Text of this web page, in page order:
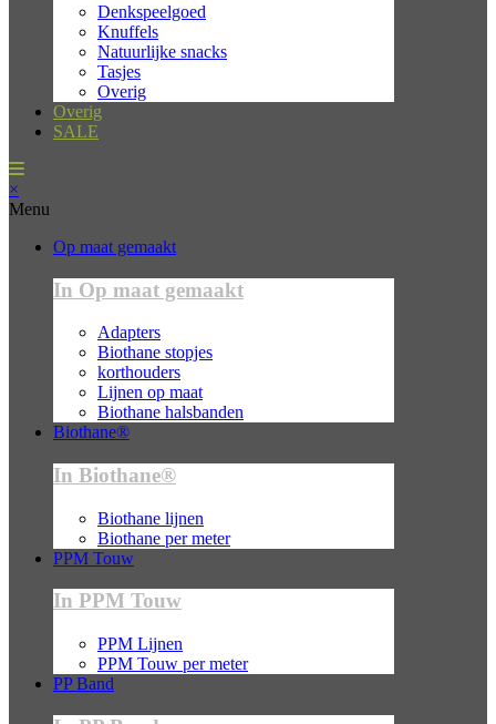
Denkspeelgoed
Knuffels
Natuurlijke snacks
Tasjes
Overig
Overig
SALE
×
Menu
Op maat gemaakt
In Op maat gemaakt
Adapters
Biothane stopjes
korthouders
Lijnen op maat
Biothane halsbanden
Biothane®
In Biothane®
Biothane lijnen
Biothane per meter
PPM Touw
In PPM Touw
PPM Lijnen
PPM Touw per meter
PP Band